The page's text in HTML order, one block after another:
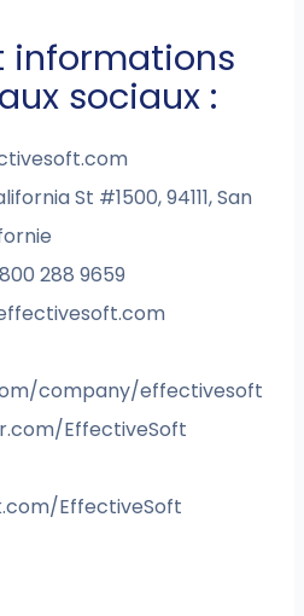
informations
sociaux :
St #1500, 94111, San
288 9659
company/effectivesoft
EffectiveSoft
EffectiveSoft